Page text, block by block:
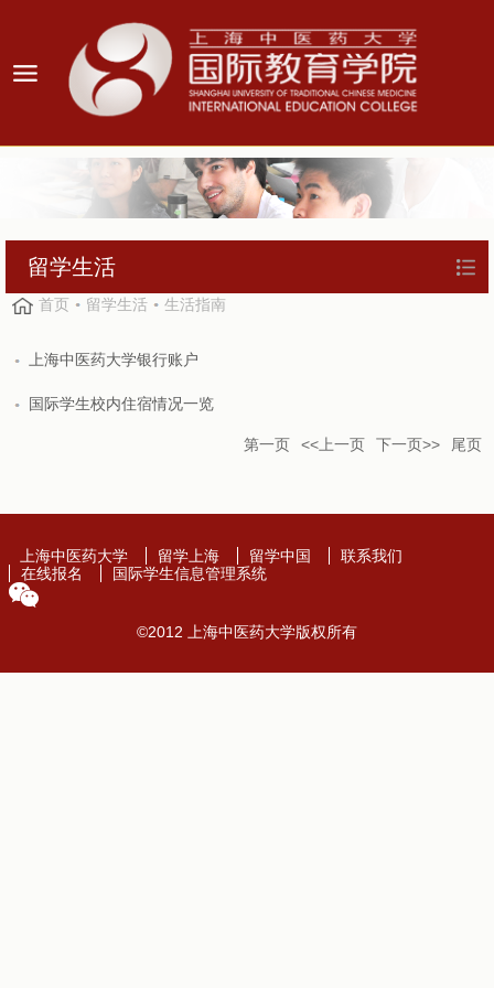
留学生活
首页 留学生活 生活指南
上海中医药大学银行账户
国际学生校内住宿情况一览
第一页 <<上一页 下一页>> 尾页
上海中医药大学 留学上海 留学中国
联系我们
在线报名
国际学生信息管理系统
©2012 上海中医药大学版权所有